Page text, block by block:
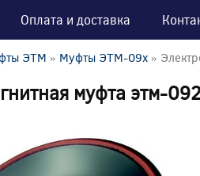
Оплата и доставка
ЭТМ » Муфты ЭТМ-09x »
муфта этм-